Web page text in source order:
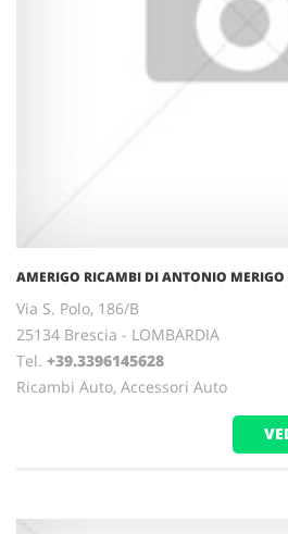
AMERIGO RICAMBI DI ANTONIO MERIGO
Via S. Polo, 186/B
25134 Brescia - LOMBARDIA
Tel. +39.3396145628
Ricambi Auto, Accessori Auto